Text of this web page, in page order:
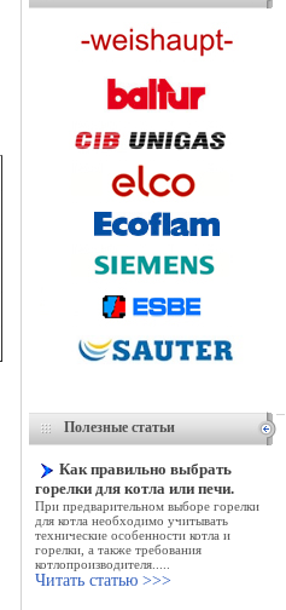
Полезные статьи
Как правильно выбрать
горелки для котла или печи.
При предварительном выборе горелки
для котла необходимо учитывать
технические особенности котла и
горелки, а также требования
котлопроизводителя.....
Читать статью >>>